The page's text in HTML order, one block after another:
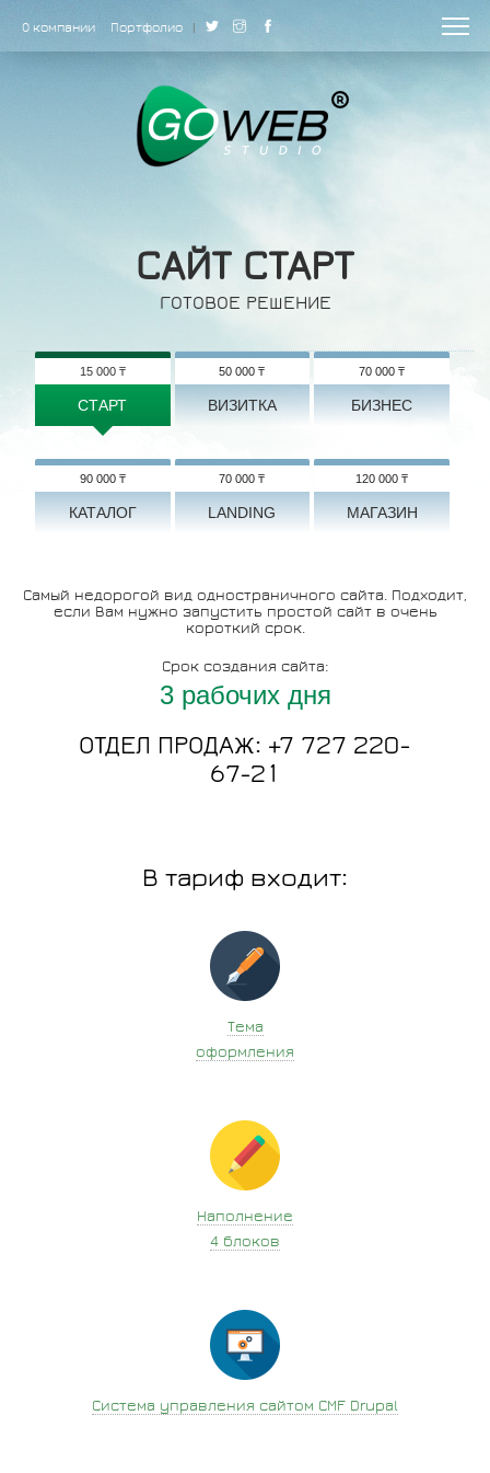
О компании Портфолио |
САЙТ СТАРТ
ГОТОВОЕ РЕШЕНИЕ
15 000 ₸
СТАРТ
50 000 ₸
ВИЗИТКА
70 000 ₸
БИЗНЕС
90 000 ₸
КАТАЛОГ
70 000 ₸
LANDING
120 000 ₸
МАГАЗИН
Самый недорогой вид одностраничного сайта. Подходит,
если Вам нужно запустить простой сайт в очень
короткий срок.
Срок создания сайта:
3 рабочих дня
ОТДЕЛ ПРОДАЖ: +7 727 220-
67-21
В тариф входит:
Тема
оформления
Наполнение
4 блоков
Система управления сайтом CMF Drupal